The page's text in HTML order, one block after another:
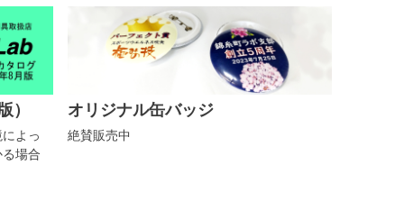
）
よっ
場合
オリジナル缶バッジ
絶賛販売中